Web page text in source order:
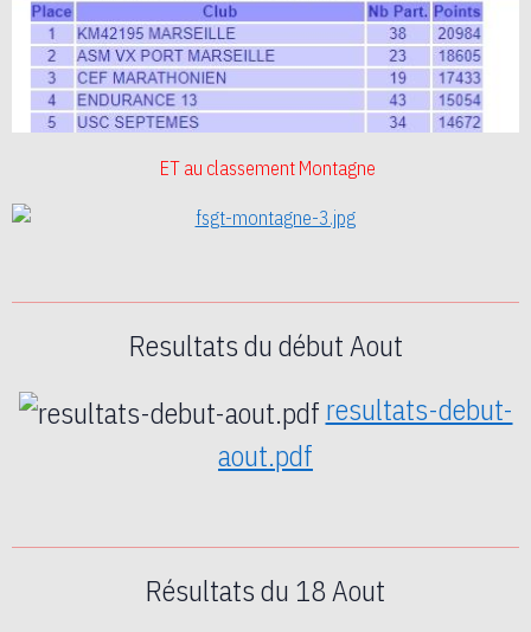
ET au classement Montagne
Resultats du début Aout
resultats-debut-
aout.pdf
Résultats du 18 Aout